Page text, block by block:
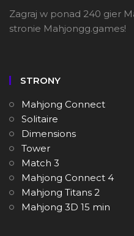
Zagraj w ponad 240 gier
stronie Mahjongg.games!
STRONY
Mahjong Connect
Solitaire
Dimensions
Tower
Match 3
Mahjong Connect 4
Mahjong Titans 2
Mahjong 3D 15 min